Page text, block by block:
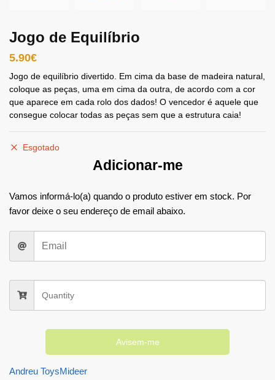
Jogo de Equilíbrio
5.90€
Jogo de equilíbrio divertido. Em cima da base de madeira natural,
coloque as peças, uma em cima da outra, de acordo com a cor
que aparece em cada rolo dos dados! O vencedor é aquele que
consegue colocar todas as peças sem que a estrutura caia!
Esgotado
Adicionar-me
Vamos informá-lo(a) quando o produto estiver em stock. Por
favor deixe o seu endereço de email abaixo.
Avisem-me
Andreu ToysMideer